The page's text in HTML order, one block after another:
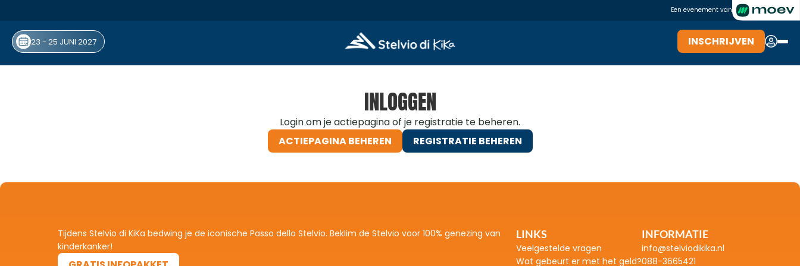
Een evenement van
23 - 25 JUNI 2027
INSCHRIJVEN
INLOGGEN
Login om je actiepagina of je registratie te beheren.
ACTIEPAGINA BEHEREN
REGISTRATIE BEHEREN
Tijdens Stelvio di KiKa bedwing je de iconische Passo dello Stelvio. Beklim de Stelvio voor 100% genezing van
kinderkanker!
LINKS
Veelgestelde vragen
Wat gebeurt er met het geld?
INFORMATIE
info@stelviodikika.nl
088-3665421